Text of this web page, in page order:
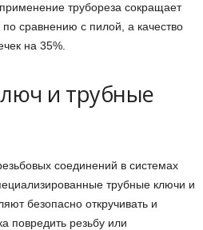
трубореза сокращает
сравнению с пилой, а качество
на 35%.
и трубные
соединений в системах
трубные ключи и
безопасно откручивать и
повредить резьбу или